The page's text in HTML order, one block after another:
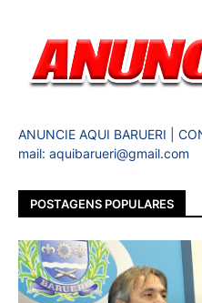
ANUNCIE AQUI BARUERI |
mail: aquibarueri@gmail.com
POSTAGENS POPULARES